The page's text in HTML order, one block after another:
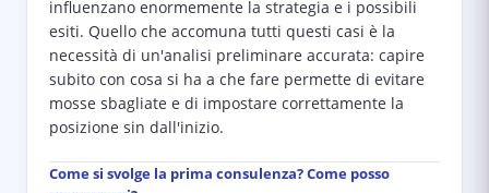
influenzano enormemente la strategia e i possibili
esiti. Quello che accomuna tutti questi casi è la
necessità di un'analisi preliminare accurata: capire
subito con cosa si ha a che fare permette di evitare
mosse sbagliate e di impostare correttamente la
posizione sin dall'inizio.
Come si svolge la prima consulenza? Come posso